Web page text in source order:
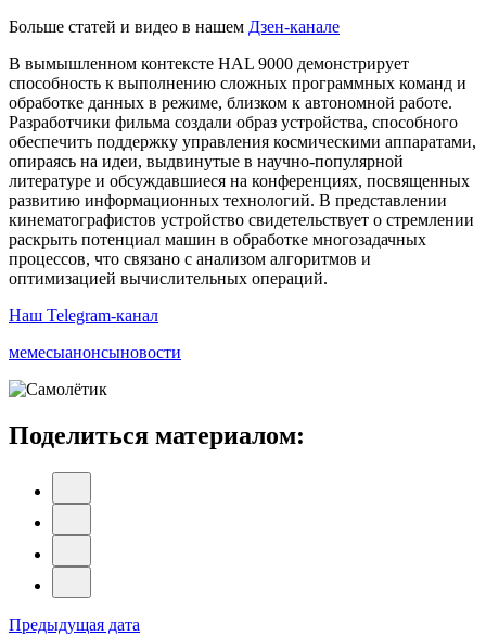
Больше статей и видео в нашем Дзен-канале
В вымышленном контексте HAL 9000 демонстрирует
способность к выполнению сложных программных команд и
обработке данных в режиме, близком к автономной работе.
Разработчики фильма создали образ устройства, способного
обеспечить поддержку управления космическими аппаратами,
опираясь на идеи, выдвинутые в научно-популярной
литературе и обсуждавшиеся на конференциях, посвященных
развитию информационных технологий. В представлении
кинематографистов устройство свидетельствует о стремлении
раскрыть потенциал машин в обработке многозадачных
процессов, что связано с анализом алгоритмов и
оптимизацией вычислительных операций.
Наш Telegram-канал
мемесыанонсыновости
Поделиться материалом:
Навигация
Предыдущая дата